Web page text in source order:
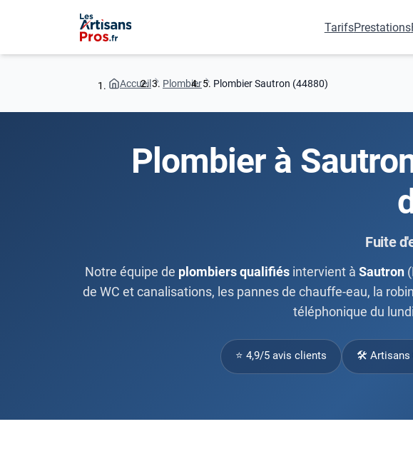
TarifsPrestations
Accueil Plombier Plombier Sautron (44880)
Plombier à
Fuite
Notre équipe de plombiers qualifiésintervient à Sautron
de WC et canalisations, les pannes de chauffe-eau, la
téléphonique du
⭐ 4,9/5 avis clients 🛠 Artisans